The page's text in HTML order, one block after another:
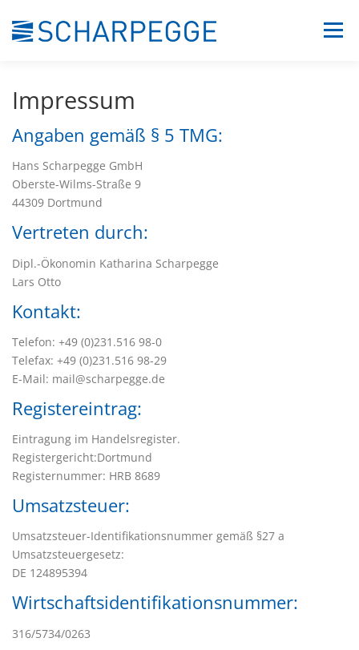
Inhalt
Menü
UNTERNEHMEN
Impressum
Angaben gemäß § 5 TMG:
Hans Scharpegge GmbH
Oberste-Wilms-Straße 9
44309 Dortmund
Vertreten durch:
Dipl.-Ökonomin Katharina Scharpegge
Lars Otto
Kontakt:
Telefon: +49 (0)231.516 98-0
Telefax: +49 (0)231.516 98-29
E-Mail: mail@scharpegge.de
Registereintrag:
Eintragung im Handelsregister.
Registergericht:Dortmund
Registernummer: HRB 8689
Umsatzsteuer:
Umsatzsteuer-Identifikationsnummer gemäß §27 a
Umsatzsteuergesetz:
DE 124895394
Wirtschaftsidentifikationsnummer:
316/5734/0263